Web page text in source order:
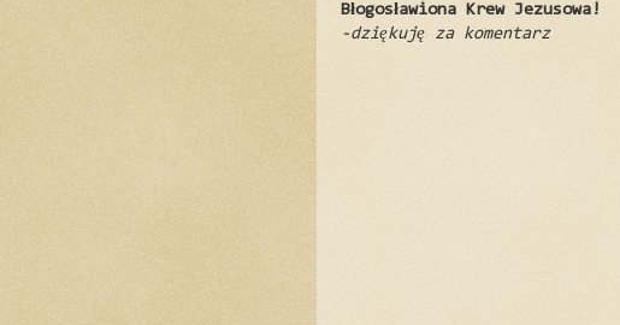
Błogosławiona Krew Jezusowa!
-dziękuję za komentarz